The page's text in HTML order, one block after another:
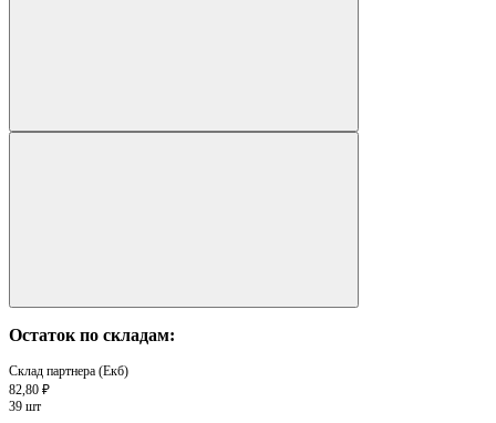
Остаток по складам:
Склад партнера (Екб)
82,80 ₽
39 шт